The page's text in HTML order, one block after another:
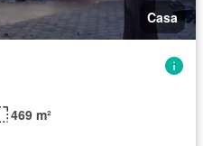
Casa
469 m²